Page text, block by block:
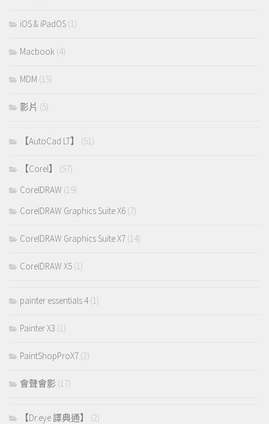
iOS & iPadOS (1)
Macbook (4)
MDM (15)
影片 (5)
【AutoCad LT】 (51)
【Corel】
(57)
CorelDRAW (19)
CorelDRAW Graphics Suite X6 (7)
CorelDRAW Graphics Suite X7 (14)
CorelDRAW X5 (1)
painter essentials 4(1)
Painter X3 (1)
PaintShopProX7 (2)
會聲會影 (17)
【Dr.eye 譯典通】
(2)